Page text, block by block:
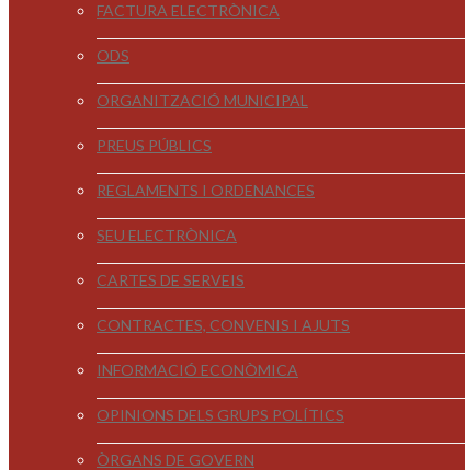
FACTURA ELECTRÒNICA
ODS
ORGANITZACIÓ MUNICIPAL
PREUS PÚBLICS
REGLAMENTS I ORDENANCES
SEU ELECTRÒNICA
CARTES DE SERVEIS
CONTRACTES, CONVENIS I AJUTS
INFORMACIÓ ECONÒMICA
OPINIONS DELS GRUPS POLÍTICS
ÒRGANS DE GOVERN